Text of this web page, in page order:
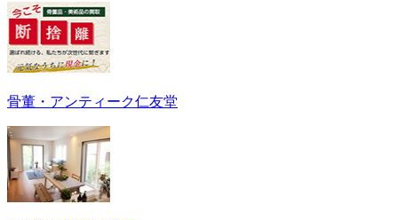
骨董・アンティーク仁友堂